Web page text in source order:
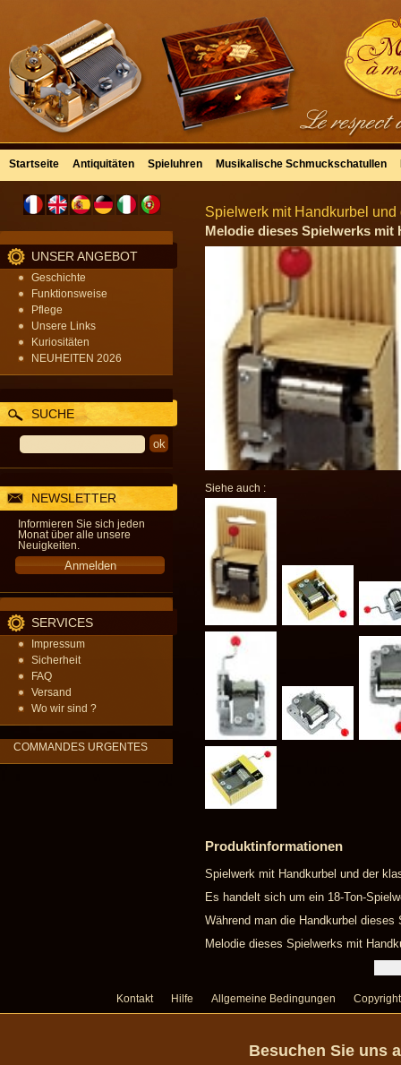
Startseite Antiquitäten Spieluhren Musikalische Schmuckschatullen
UNSER ANGEBOT
Geschichte
Funktionsweise
Pflege
Unsere Links
Kuriositäten
NEUHEITEN 2026
SUCHE
NEWSLETTER
Informieren Sie sich jeden
Monat über alle unsere
Neuigkeiten.
SERVICES
Impressum
Sicherheit
FAQ
Versand
Wo wir sind ?
COMMANDES URGENTES
Spielwerk mit Handkurbel
Melodie dieses Spielwerks
Siehe auch :
Produktinformationen
Spielwerk mit Handkurbel und der
Es handelt sich um ein 18-Ton-
Während man die Handkurbel
Melodie dieses Spielwerks mit
Kontakt Hilfe Allgemeine Bedingungen Copyright
Besuchen Sie uns